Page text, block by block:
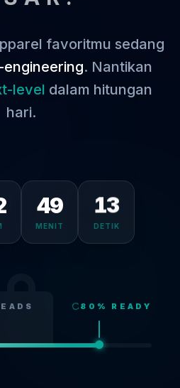
favoritmu sedang
engineering. Nantikan
level dalam hitungan
hari.
49
MENIT
13
DETIK
80 % READY